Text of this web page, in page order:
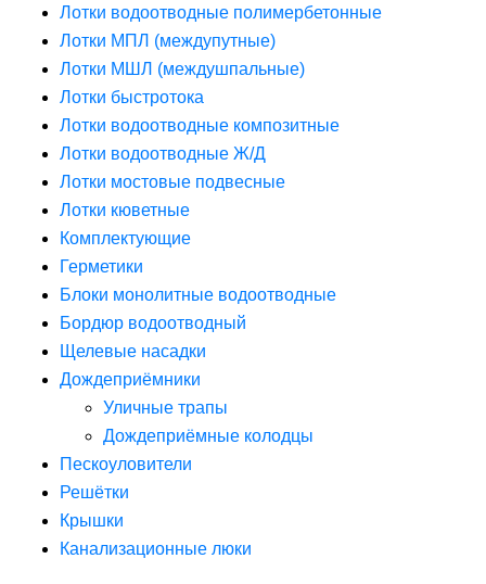
Лотки водоотводные полимербетонные
Лотки МПЛ (междупутные)
Лотки МШЛ (междушпальные)
Лотки быстротока
Лотки водоотводные композитные
Лотки водоотводные Ж/Д
Лотки мостовые подвесные
Лотки кюветные
Комплектующие
Герметики
Блоки монолитные водоотводные
Бордюр водоотводный
Щелевые насадки
Дождеприёмники
Уличные трапы
Дождеприёмные колодцы
Пескоуловители
Решётки
Крышки
Канализационные люки